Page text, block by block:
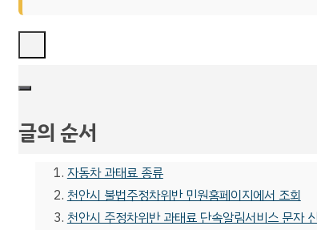
글의 순서
자동차 과태료 종류
천안시 불법주정차위반 민원홈페이지에서 조회
천안시 주정차위반 과태료 단속알림서비스 문자